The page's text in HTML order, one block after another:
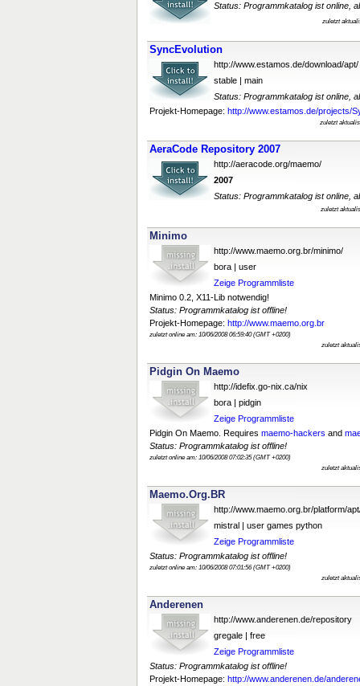
Status: Programmkatalog ist online,
zuletzt
SyncEvolution
http://www.estamos.de/download/apt/
stable | main
Status: Programmkatalog ist online,
Projekt-Homepage: http://www.estamos.de/projects/
zuletzt
AeraCode Repository 2007
http://aeracode.org/maemo/
2007
Status: Programmkatalog ist online,
zuletzt
Minimo
http://www.maemo.org.br/minimo/
bora | user
Zeige Programmliste
Minimo 0.2, X11-Lib notwendig!
Status: Programmkatalog ist offline!
Projekt-Homepage: http://www.maemo.org.br
zuletzt online am: 10/06/2008 06:59:40 (GMT +0200)
zuletzt
Pidgin On Maemo
http://idefix.go-nix.ca/nix
bora | pidgin
Zeige Programmliste
Pidgin On Maemo. Requires maemo-hackers and
Status: Programmkatalog ist offline!
zuletzt online am: 10/06/2008 07:02:35 (GMT +0200)
zuletzt
Maemo.Org.BR
http://www.maemo.org.br/platform/
mistral | user games python
Zeige Programmliste
Status: Programmkatalog ist offline!
zuletzt online am: 10/06/2008 07:01:56 (GMT +0200)
zuletzt
Anderenen
http://www.anderenen.de/repository
gregale | free
Zeige Programmliste
Status: Programmkatalog ist offline!
Projekt-Homepage: http://www.anderenen.de/